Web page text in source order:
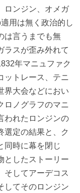
ロンジン、オメガ
用は無く政治的し
は言うまでも無
ラスが歪み外れて
年マニュファク
ットレース、テニ
界大会などにおい
ロノグラフのマニ
われたロンジンの
選定の結果と、ク
同時に幕を閉じ
としたストーリー
そしてアーデコス
してそのロンジン